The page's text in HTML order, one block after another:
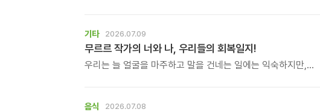
기다립니다.
기타 2026.07.09
무르르 작가의 너와 나, 우리들의 회복일지!
우리는 늘 얼굴을 마주하고 말을 건네는 일에는 익숙하지만,
\'등을 맞대는 관계\'의 힘을 이야기합니다.
음식 2026.07.08